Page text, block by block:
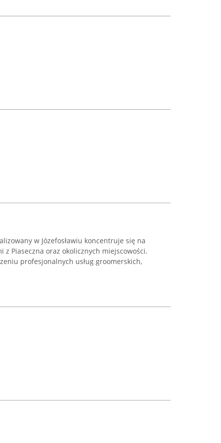
w Józefosławiu koncentruje się na
z Piaseczna oraz okolicznych miejscowości.
profesjonalnych usług groomerskich,